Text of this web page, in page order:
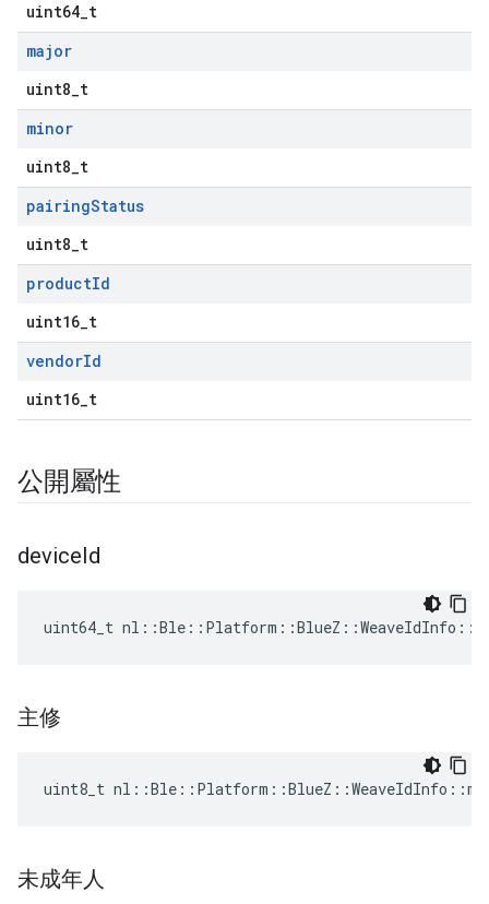
uint64_t
major
uint8_t
minor
uint8_t
pairingStatus
uint8_t
productId
uint16_t
vendorId
uint16_t
公開屬性
deviceId
uint64_t
主修
uint8_t
未成年人